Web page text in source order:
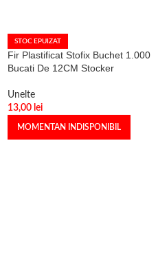
STOC EPUIZAT
Fir Plastificat Stofix Buchet 1.000
Bucati De 12CM Stocker
Unelte
13,00 lei
MOMENTAN INDISPONIBIL